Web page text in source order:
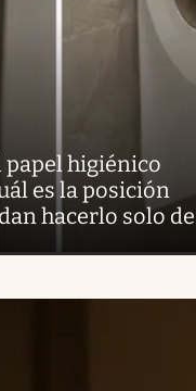
papel higiénico
es la posición
hacerlo solo de